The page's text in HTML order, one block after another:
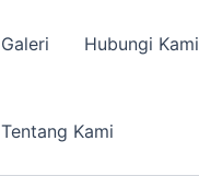
Galeri Hubungi Kami
Tentang Kami